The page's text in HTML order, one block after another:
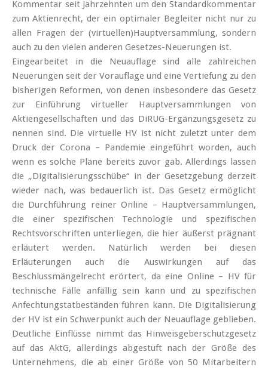
Kommentar seit Jahrzehnten um den Standardkommentar
zum Aktienrecht, der ein optimaler Begleiter nicht nur zu
allen Fragen der (virtuellen)Hauptversammlung, sondern
auch zu den vielen anderen Gesetzes-Neuerungen ist.
Eingearbeitet in die Neuauflage sind alle zahlreichen
Neuerungen seit der Vorauflage und eine Vertiefung zu den
bisherigen Reformen, von denen insbesondere das Gesetz
zur Einführung virtueller Hauptversammlungen von
Aktiengesellschaften und das DiRUG-Ergänzungsgesetz zu
nennen sind. Die virtuelle HV ist nicht zuletzt unter dem
Druck der Corona – Pandemie eingeführt worden, auch
wenn es solche Pläne bereits zuvor gab. Allerdings lassen
die „Digitalisierungsschübe“ in der Gesetzgebung derzeit
wieder nach, was bedauerlich ist. Das Gesetz ermöglicht
die Durchführung reiner Online – Hauptversammlungen,
die einer spezifischen Technologie und spezifischen
Rechtsvorschriften unterliegen, die hier äußerst prägnant
erläutert werden. Natürlich werden bei diesen
Erläuterungen auch die Auswirkungen auf das
Beschlussmängelrecht erörtert, da eine Online – HV für
technische Fälle anfällig sein kann und zu spezifischen
Anfechtungstatbeständen führen kann. Die Digitalisierung
der HV ist ein Schwerpunkt auch der Neuauflage geblieben.
Deutliche Einflüsse nimmt das Hinweisgeberschutzgesetz
auf das AktG, allerdings abgestuft nach der Größe des
Unternehmens, die ab einer Größe von 50 Mitarbeitern